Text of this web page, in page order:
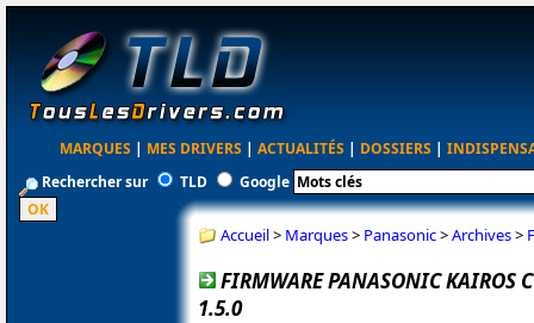
MARQUES | MES DRIVERS | ACTUALITÉS | DOSSIERS |
Rechercher sur
TLD Google
Accueil> Marques> Panasonic>Archives>
FIRMWARE PANASONIC KAIROS
1.5.0